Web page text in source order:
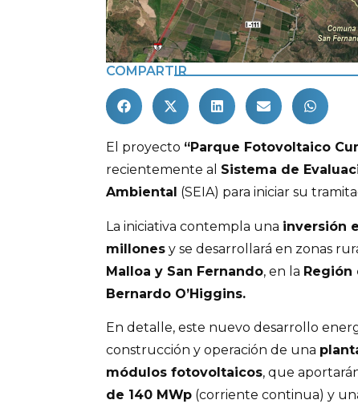
COMPARTIR
El proyecto “Parque Fotovoltaico
recientemente al Sistema de
Ambiental (SEIA) para iniciar su
La iniciativa contempla una inversión
millones y se desarrollará en zonas
Malloa y San Fernando, en la Región
Bernardo O’Higgins.
En detalle, este nuevo desarrollo
construcción y operación de una
módulos fotovoltaicos, que
de 140 MWp (corriente continua) y